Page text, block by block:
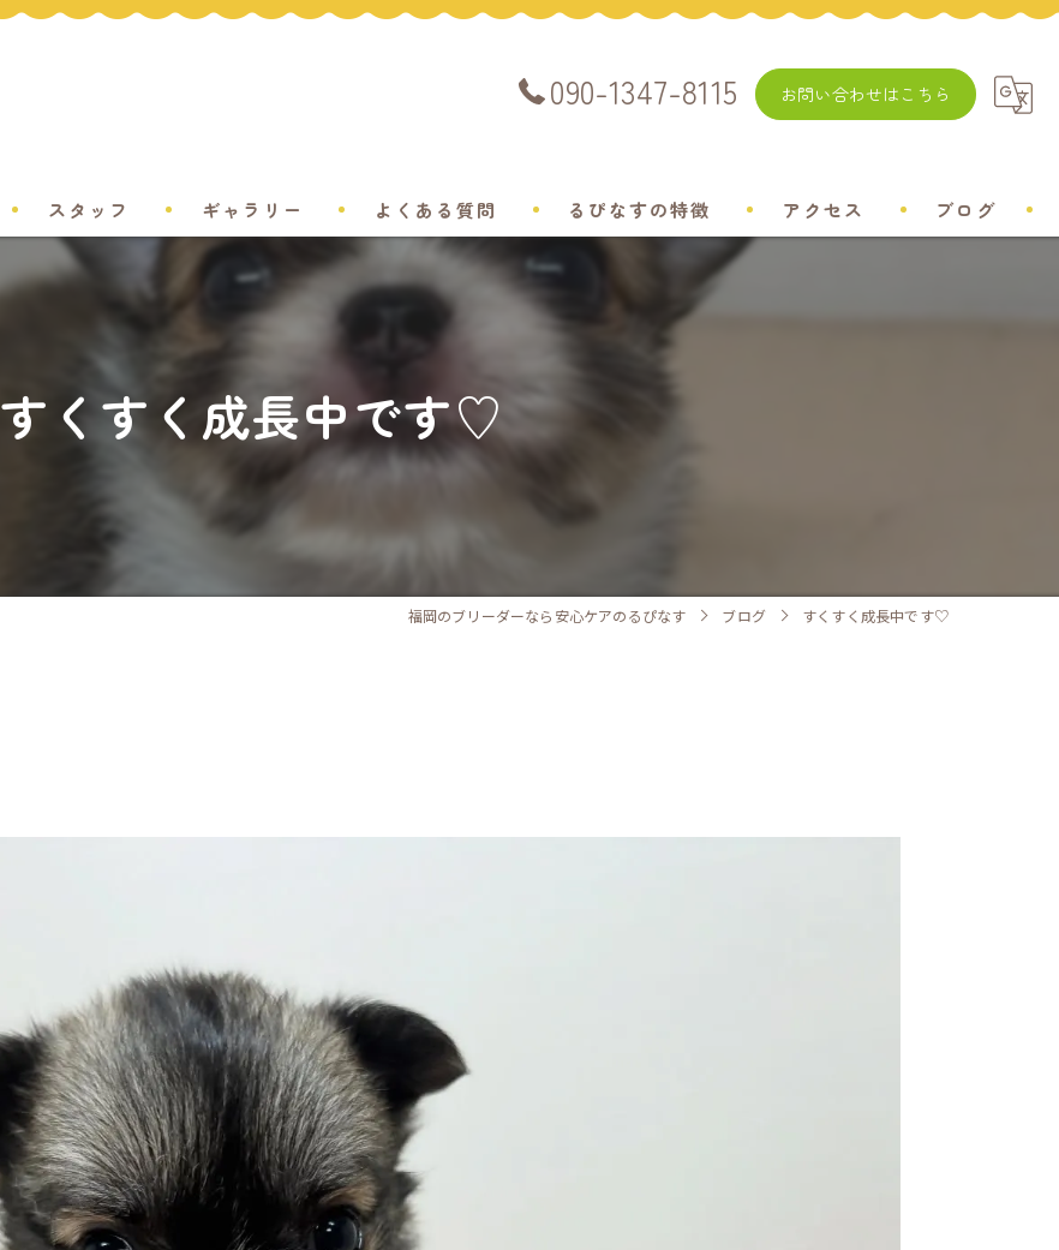
090-1347-8115 お問い合わせはこちら
スタッフ ギャラリー よくある質問 るぴなすの特徴 アクセス ブログ
すくすく成長中です♡
福岡のブリーダーなら安心ケアのるぴなす ブログ すくすく成長中です♡